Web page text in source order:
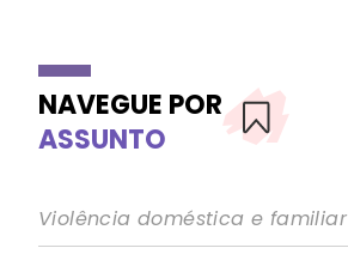
NAVEGUE POR
ASSUNTO
Violência doméstica e familiar